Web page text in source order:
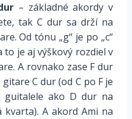
– základné akordy v
tak C dur sa drží na
Od tónu „g“ je po „c“
je aj výškový rozdiel v
A rovnako zase F dur
C dur (od C po F je
ako D dur na
A akord Ami na